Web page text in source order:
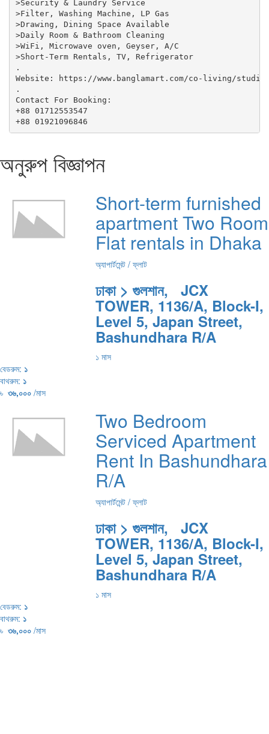
>Security & Laundry Service
>Filter, Washing Machine, LP Gas
>Drawing, Dining Space Available
>Daily Room & Bathroom Cleaning
>WiFi, Microwave oven, Geyser, A/C
>Short-Term Rentals, TV, Refrigerator
.
Website: https://www.banglamart.com/co-living/
.
Contact For Booking:
+88 01712553547
+88 01921096846
অনুরুপ বিজ্ঞাপন
Short-term furnished
apartment Two Room
Flat rentals in Dhaka
অ্যাপার্টমেন্ট / ফ্লাট
ঢাকা > গুলশান, JCX
TOWER, 1136/A, Block-I,
Level 5, Japan Street,
Bashundhara R/A
১ মাস
বেডরুম: ১
বাথরুম: ১
৳ ৩৬,০০০ /মাস
Two Bedroom
Serviced Apartment
Rent In Bashundhara
R/A
অ্যাপার্টমেন্ট / ফ্লাট
ঢাকা > গুলশান, JCX
TOWER, 1136/A, Block-I,
Level 5, Japan Street,
Bashundhara R/A
১ মাস
বেডরুম: ১
বাথরুম: ১
৳ ৩৬,০০০ /মাস